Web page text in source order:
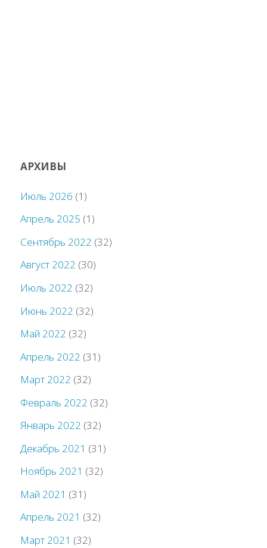
АРХИВЫ
Июль 2026 (1)
Апрель 2025 (1)
Сентябрь 2022 (32)
Август 2022 (30)
Июль 2022 (32)
Июнь 2022 (32)
Май 2022 (32)
Апрель 2022 (31)
Март 2022 (32)
Февраль 2022 (32)
Январь 2022 (32)
Декабрь 2021 (31)
Ноябрь 2021 (32)
Май 2021 (31)
Апрель 2021 (32)
Март 2021 (32)